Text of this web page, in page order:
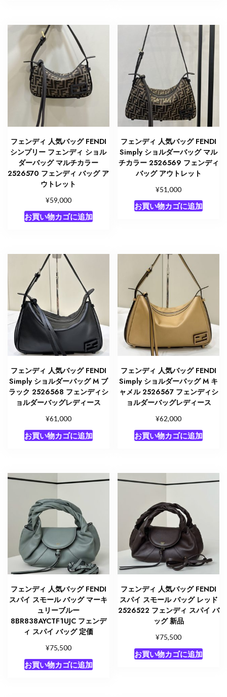
フェンディ 人気バッグ FENDI
シンプリー フェンディ ショル
ダーバッグ マルチカラー
2526570 フェンディ バッグ ア
ウトレット
¥59,000
お買い物カゴに追加
フェンディ 人気バッグ FENDI
Simply ショルダーバッグ マル
チカラー 2526569 フェンディ
バッグ アウトレット
¥51,000
お買い物カゴに追加
フェンディ 人気バッグ FENDI
Simply ショルダーバッグ M ブ
ラック 2526568 フェンディシ
ョルダーバッグレディース
¥61,000
お買い物カゴに追加
フェンディ 人気バッグ FENDI
Simply ショルダーバッグ M キ
ャメル 2526567 フェンディシ
ョルダーバッグレディース
¥62,000
お買い物カゴに追加
フェンディ 人気バッグ FENDI
スパイ スモール バッグ マーキ
ュリーブルー
8BR838AYCTF1UJC フェンデ
ィ スパイ バッグ 定価
¥75,500
お買い物カゴに追加
フェンディ 人気バッグ FENDI
スパイ スモール バッグ レッド
2526522 フェンディ スパイ バ
ッグ 新品
¥75,500
お買い物カゴに追加